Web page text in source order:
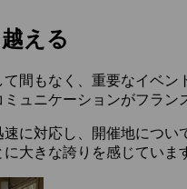
える
間もなく、重要なイベ
ュニケーションがフラ
に対応し、開催地につ
大きな誇りを感じていま